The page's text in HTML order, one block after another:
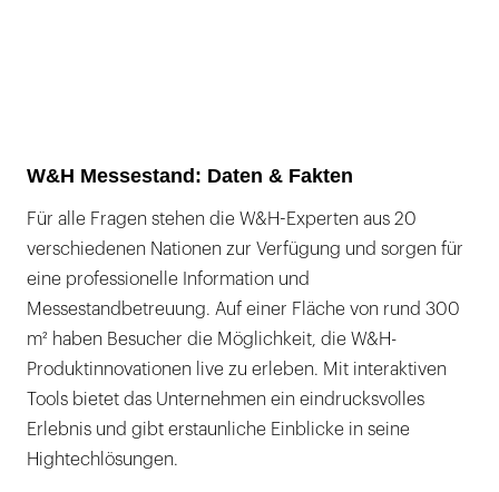
W&H Messestand: Daten & Fakten
Für alle Fragen stehen die W&H-Experten aus 20
verschiedenen Nationen zur Verfügung und sorgen für
eine professionelle Information und
Messestandbetreuung. Auf einer Fläche von rund 300
m² haben Besucher die Möglichkeit, die W&H-
Produktinnovationen live zu erleben. Mit interaktiven
Tools bietet das Unternehmen ein eindrucksvolles
Erlebnis und gibt erstaunliche Einblicke in seine
Hightechlösungen.